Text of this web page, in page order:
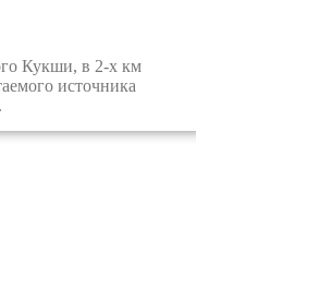
Кукши, в 2-х км
источника